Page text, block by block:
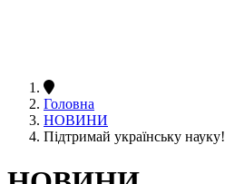
Головна
НОВИНИ
Підтримай українську науку!